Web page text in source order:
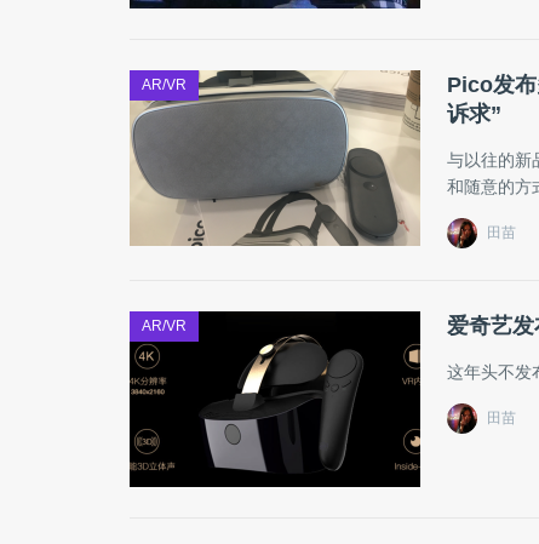
AR/VR
Pico发
诉求”
与以往的新
和随意的方
田苗
AR/VR 爱奇艺
这年头不发
田苗